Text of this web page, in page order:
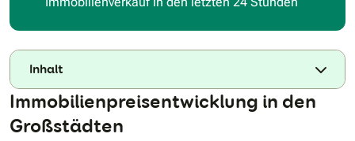
Inhalt
Immobilienpreisentwicklung in den
Großstädten